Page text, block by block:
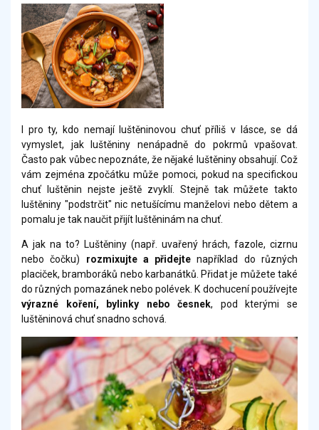
I pro ty, kdo nemají luštěninovou chuť příliš v lásce, se dá
vymyslet, jak luštěniny nenápadně do pokrmů vpašovat.
Často pak vůbec nepoznáte, že nějaké luštěniny obsahují. Což
vám zejména zpočátku může pomoci, pokud na specifickou
chuť luštěnin nejste ještě zvyklí. Stejně tak můžete takto
luštěniny "podstrčit" nic netušícímu manželovi nebo dětem a
pomalu je tak naučit přijít luštěninám na chuť.
A jak na to? Luštěniny (např. uvařený hrách, fazole, cizrnu
nebo čočku) rozmixujte a přidejte například do různých
placiček, bramboráků nebo karbanátků. Přidat je můžete také
do různých pomazánek nebo polévek. K dochucení používejte
výrazné koření, bylinky nebo česnek, pod kterými se
luštěninová chuť snadno schová.